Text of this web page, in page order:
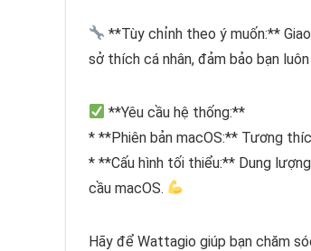
**Tùy chỉnh theo ý muốn:**
sở thích cá nhân, đảm bảo bạn
**Yêu cầu hệ thống:**
* **Phiên bản macOS:** Tương
* **Cấu hình tối thiểu:** Dung
cầu macOS.
Hãy để Wattagio giúp bạn chăm